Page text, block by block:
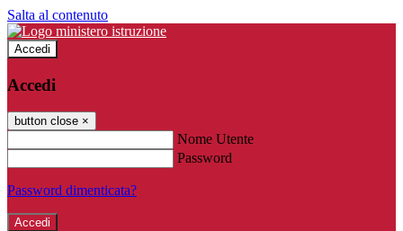
Salta al contenuto
Accedi
Accedi
button close ×
Nome Utente
Password
Password dimenticata?